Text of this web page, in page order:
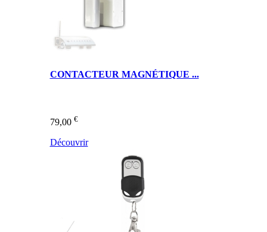
CONTACTEUR MAGNÉTIQUE ...
79,00 €
Découvrir